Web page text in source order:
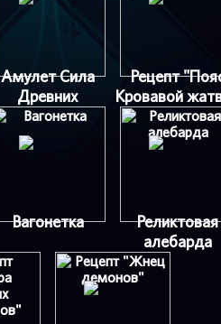
Амулет Сила
Древних
Рецепт
Кровавой
Вагонетка
Реликтовая
алебарда